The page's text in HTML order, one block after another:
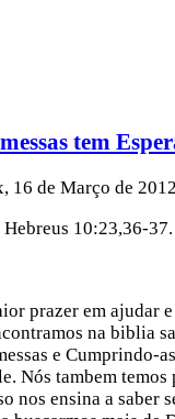
tem
16 de Março de
10:23,36-37.
prazer em ajudar
na biblia
e Cumprindo-
Nós tambem temos
nos ensina a saber